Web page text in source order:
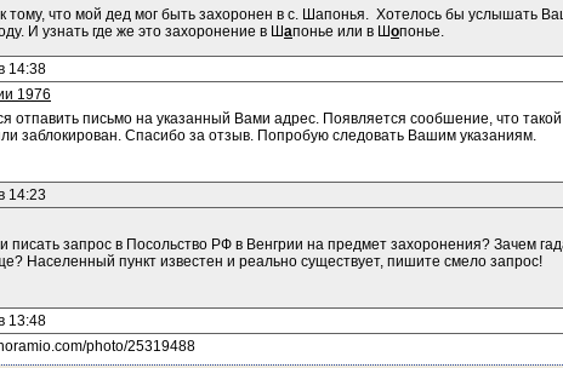
тому, что мой дед мог быть захоронен в с. Шапонья.  Хотелось бы услышать
И узнать где же это захоронение в Шапонье или в Шопонье.
14:38
1976
отпавить письмо на указанный Вами адрес. Появляется сообшение, что
заблокирован. Спасибо за отзыв. Попробую следовать Вашим указаниям.
14:23
писать запрос в Посольство РФ в Венгрии на предмет захоронения? Зачем
Населенный пункт известен и реально существует, пишите смело запрос!
13:48
photo/25319488